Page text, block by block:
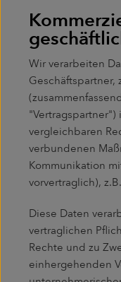
Wir verarbeiten
Geschäftspartner,
"Vertragspartner")
vergleichbaren
verbundenen
Kommunikation
vorvertraglich),
Diese Daten
vertraglichen
Rechte und zu
einhergehenden